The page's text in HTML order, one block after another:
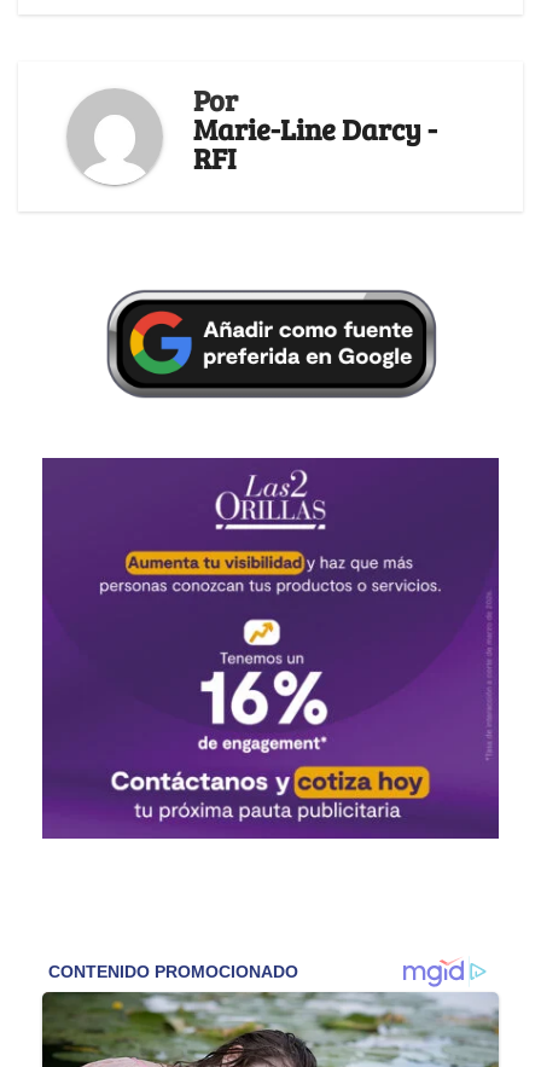
Por
Marie-Line Darcy -
RFI